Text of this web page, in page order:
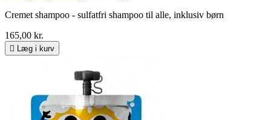
Cremet shampoo - sulfatfri shampoo til alle, inklusiv børn
165,00 kr.
 Læg i kurv